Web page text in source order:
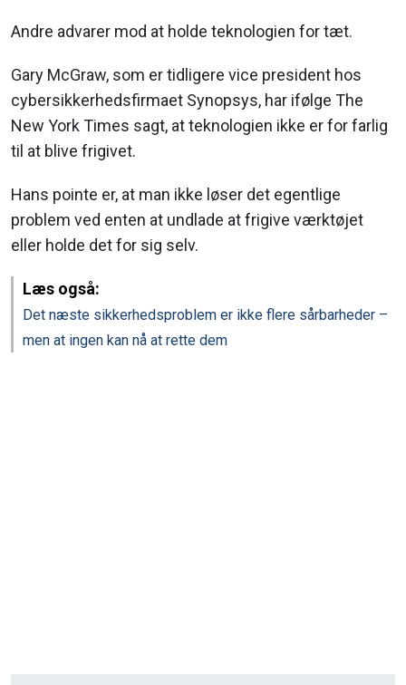
Andre advarer mod at holde teknologien for tæt.
Gary McGraw, som er tidligere vice president hos
cybersikkerhedsfirmaet Synopsys, har ifølge The
New York Times sagt, at teknologien ikke er for farlig
til at blive frigivet.
Hans pointe er, at man ikke løser det egentlige
problem ved enten at undlade at frigive værktøjet
eller holde det for sig selv.
Læs også:
Det næste sikkerhedsproblem er ikke flere sårbarheder –
men at ingen kan nå at rette dem